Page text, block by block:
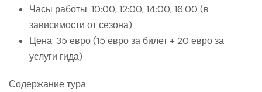
Часы работы: 10:00, 12:00, 14:00, 16:00 (в
зависимости от сезона)
Цена: 35 евро (15 евро за билет + 20 евро за
услуги гида)
Содержание тура: